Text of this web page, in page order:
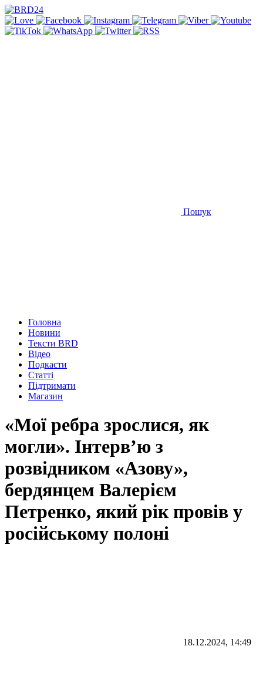
Пошук
Головна
Новини
Тексти BRD
Відео
Подкасти
Статті
Підтримати
Магазин
«Мої ребра зрослися, як
могли». Інтерв’ю з
розвідником «Азову»,
бердянцем Валерієм
Петренко, який рік провів у
російському полоні
18.12.2024, 14:49